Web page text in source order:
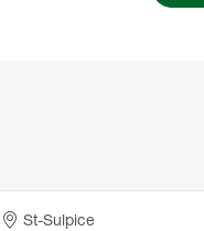
Place ouverte
St-Sulpice